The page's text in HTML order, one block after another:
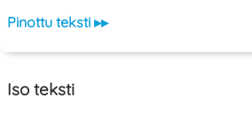
Pinottu teksti ▸▸
Iso teksti